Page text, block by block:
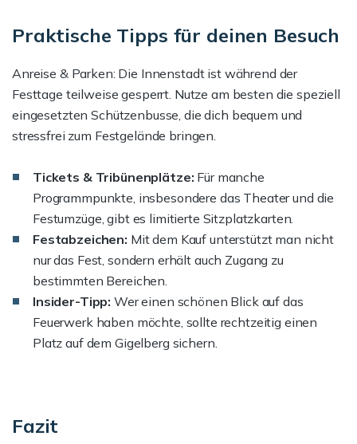
Praktische Tipps für deinen Besuch
Anreise & Parken: Die Innenstadt ist während der
Festtage teilweise gesperrt. Nutze am besten die speziell
eingesetzten Schützenbusse, die dich bequem und
stressfrei zum Festgelände bringen.
Tickets & Tribünenplätze: Für manche
Programmpunkte, insbesondere das Theater und die
Festumzüge, gibt es limitierte Sitzplatzkarten.
Festabzeichen: Mit dem Kauf unterstützt man nicht
nur das Fest, sondern erhält auch Zugang zu
bestimmten Bereichen.
Insider-Tipp: Wer einen schönen Blick auf das
Feuerwerk haben möchte, sollte rechtzeitig einen
Platz auf dem Gigelberg sichern.
Fazit